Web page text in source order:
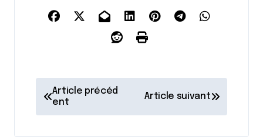
Article précéd
ent
Article suivant